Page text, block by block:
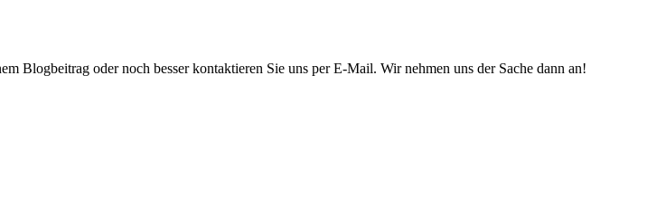
Blogbeitrag oder noch besser kontaktieren Sie uns per E-Mail. Wir nehmen uns der Sache dann an!